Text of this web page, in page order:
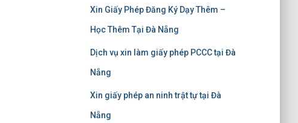
Xin Giấy Phép Đăng Ký Dạy Thêm –
Học Thêm Tại Đà Nẵng
Dịch vụ xin làm giấy phép PCCC tại Đà
Nẵng
Xin giấy phép an ninh trật tự tại Đà
Nẵng